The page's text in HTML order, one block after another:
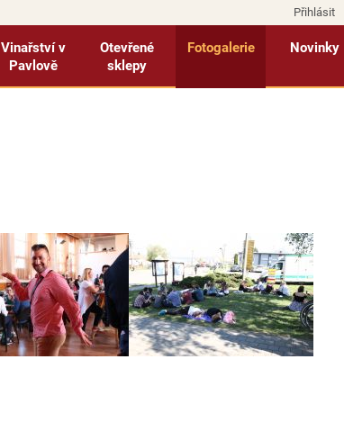
Přihlásit
Vinařství v
Pavlově
Otevřené
sklepy
Fotogalerie Novinky